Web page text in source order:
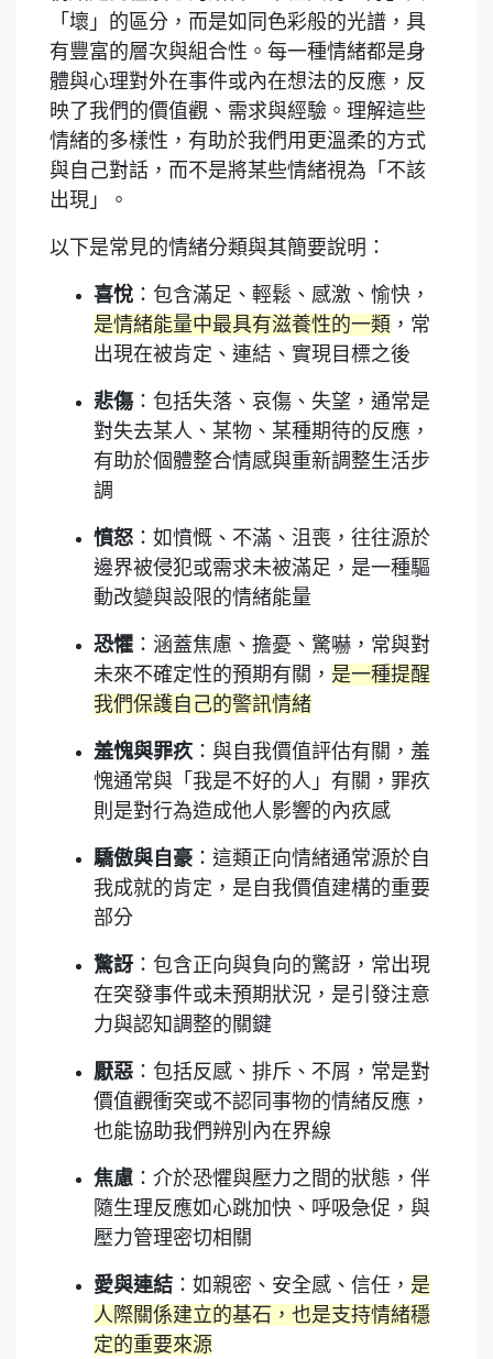
「壞」的區分，而是如同色彩般的光譜，具
有豐富的層次與組合性。每一種情緒都是身
體與心理對外在事件或內在想法的反應，反
映了我們的價值觀、需求與經驗。理解這些
情緒的多樣性，有助於我們用更溫柔的方式
與自己對話，而不是將某些情緒視為「不該
出現」。
以下是常見的情緒分類與其簡要說明：
喜悅 ：包含滿足、輕鬆、感激、愉快，
是情緒能量中最具有滋養性的一類 ，常
出現在被肯定、連結、實現目標之後
悲傷：包括失落、哀傷、失望，通常是
對失去某人、某物、某種期待的反應，
有助於個體整合情感與重新調整生活步
調
憤怒 ：如憤慨、不滿、沮喪，往往源於
邊界被侵犯或需求未被滿足，是一種驅
動改變與設限的情緒能量
恐懼 ：涵蓋焦慮、擔憂、驚嚇，常與對
未來不確定性的預期有關， 是一種提醒
我們保護自己的警訊情緒
羞愧與罪疚 ：與自我價值評估有關，羞
愧通常與「我是不好的人」有關，罪疚
則是對行為造成他人影響的內疚感
驕傲與自豪 ：這類正向情緒通常源於自
我成就的肯定，是自我價值建構的重要
部分
驚訝 ：包含正向與負向的驚訝，常出現
在突發事件或未預期狀況，是引發注意
力與認知調整的關鍵
厭惡 ：包括反感、排斥、不屑，常是對
價值觀衝突或不認同事物的情緒反應，
也能協助我們辨別內在界線
焦慮 ：介於恐懼與壓力之間的狀態，伴
隨生理反應如心跳加快、呼吸急促，與
壓力管理密切相關
愛與連結 ：如親密、安全感、信任， 是
人際關係建立的基石，也是支持情緒穩
定的重要來源